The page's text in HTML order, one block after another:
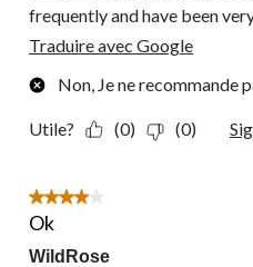
frequently and have been
Traduire avec Google
Non, Je ne recommande
Utile? (0) (0)
4 étoile(s) sur 5.
Ok
WildRose